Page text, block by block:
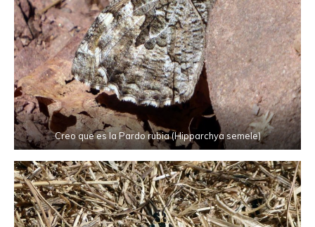
Creo que es la Pardo rubia (Hipparchya semele)